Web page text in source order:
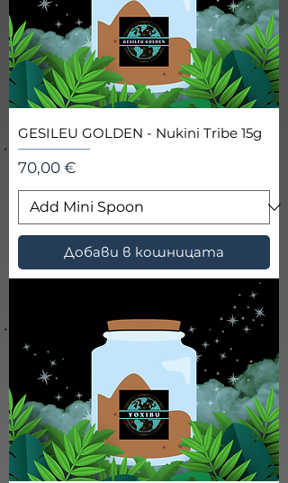
GESILEU GOLDEN - Nukini Tribe 15g
Цена
70,00 €
Добави в кошницата